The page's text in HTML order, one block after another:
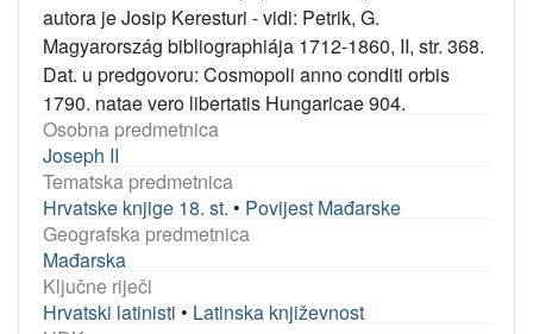
autora je Josip Keresturi - vidi: Petrik, G.
Magyarország bibliographiája 1712-1860, II, str. 368.
Dat. u predgovoru: Cosmopoli anno conditi orbis
1790. natae vero libertatis Hungaricae 904.
Osobna predmetnica
Joseph II
Tematska predmetnica
Hrvatske knjige 18. st. • Povijest Mađarske
Geografska predmetnica
Mađarska
Ključne riječi
Hrvatski latinisti • Latinska književnost